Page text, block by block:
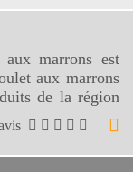
marrons est
aux marrons
de la région
de Bresse et les